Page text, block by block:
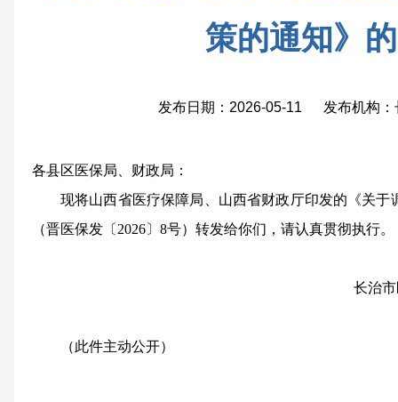
策的通知》
发布日期：2026-05-11 发布机构：
各县区医保局、财政局：
现将山西省医疗保障局、山西省财政厅印发的《关
（晋医保发〔2026〕8号）转发给你们，请认真贯彻执行。
长治
（此件主动公开）